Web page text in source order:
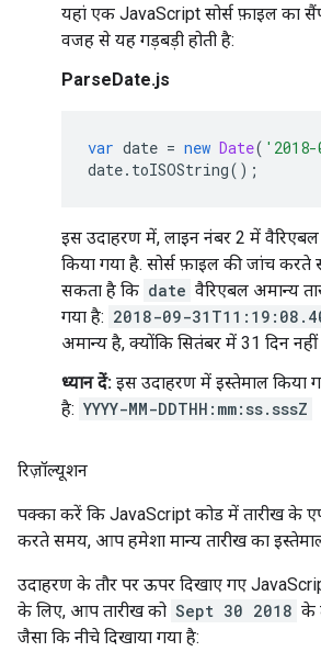
यहां एक JavaScript सोर्स फ़ाइल का
वजह से यह गड़बड़ी होती है:
ParseDate.js
var date = new Date(
date. toISOString();
इस उदाहरण में, लाइन नंबर 2 में वैरिएबल
किया गया है. सोर्स फ़ाइल की जांच
सकता है कि date वैरिएबल अमान्य
गया है: 2018-09-
अमान्य है, क्योंकि सितंबर में 31 दिन नहीं
ध्यान दें: इस उदाहरण में इस्तेमाल किया
है: YYYY-MM-DDTHH:mm:ss.sssZ
रिज़ॉल्यूशन
पक्का करें कि JavaScript कोड में तारीख के
करते समय, आप हमेशा मान्य तारीख का
उदाहरण के तौर पर ऊपर दिखाए गए
के लिए, आप तारीख को Sept 30 2018 के
जैसा कि नीचे दिखाया गया है: